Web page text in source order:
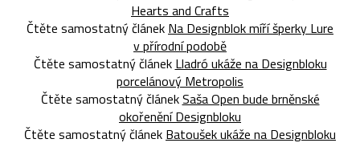
Hearts and Crafts
Čtěte samostatný článek Na Designblok míří šperky Lure
v přírodní podobě
Čtěte samostatný článek Lladró ukáže na Designbloku
porcelánový Metropolis
Čtěte samostatný článekSaša Open bude brněnské
okořenění Designbloku
Čtěte samostatný článek Batoušek ukáže na Designbloku